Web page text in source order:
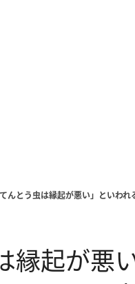
てんとう虫は縁起が悪い」といわ
縁起が悪